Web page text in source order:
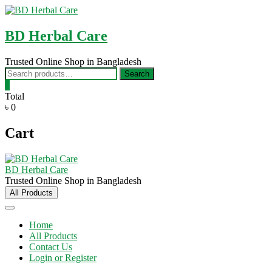
Skip
content
BD Herbal Care
Trusted Online Shop in Bangladesh
Search
for:
Search
Total
৳ 0
Cart
BD Herbal Care
Trusted Online Shop in Bangladesh
All Products
Home
All Products
Contact Us
Login or Register